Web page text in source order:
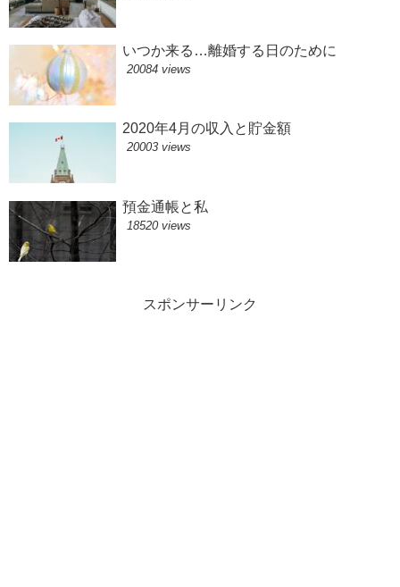
いつか来る…離婚する日のために
20084 views
2020年4月の収入と貯金額
20003 views
預金通帳と私
18520 views
スポンサーリンク